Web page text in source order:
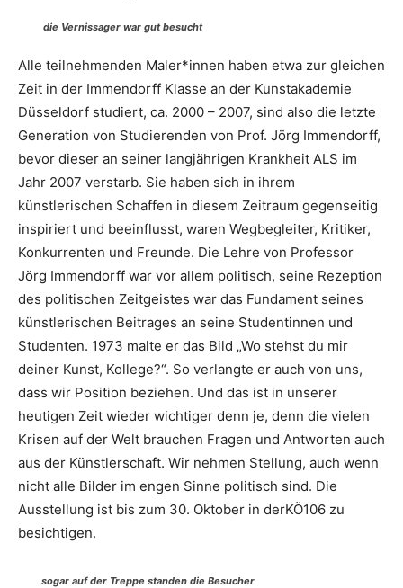
die Vernissager war gut besucht
Alle teilnehmenden Maler*innen haben etwa zur gleichen
Zeit in der Immendorff Klasse an der Kunstakademie
Düsseldorf studiert, ca. 2000 – 2007, sind also die letzte
Generation von Studierenden von Prof. Jörg Immendorff,
bevor dieser an seiner langjährigen Krankheit ALS im
Jahr 2007 verstarb. Sie haben sich in ihrem
künstlerischen Schaffen in diesem Zeitraum gegenseitig
inspiriert und beeinflusst, waren Wegbegleiter, Kritiker,
Konkurrenten und Freunde. Die Lehre von Professor
Jörg Immendorff war vor allem politisch, seine Rezeption
des politischen Zeitgeistes war das Fundament seines
künstlerischen Beitrages an seine Studentinnen und
Studenten. 1973 malte er das Bild „Wo stehst du mir
deiner Kunst, Kollege?“. So verlangte er auch von uns,
dass wir Position beziehen. Und das ist in unserer
heutigen Zeit wieder wichtiger denn je, denn die vielen
Krisen auf der Welt brauchen Fragen und Antworten auch
aus der Künstlerschaft. Wir nehmen Stellung, auch wenn
nicht alle Bilder im engen Sinne politisch sind. Die
Ausstellung ist bis zum 30. Oktober in derKÖ106 zu
besichtigen.
sogar auf der Treppe standen die Besucher